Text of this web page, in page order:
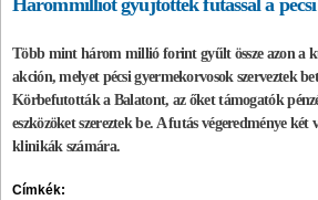
Több mint három millió forint gyűlt össze azon a
akción, melyet pécsi gyermekorvosok szerveztek
Körbefutották a Balatont, az őket támogatók
eszközöket szereztek be. A futás végeredménye két
klinikák számára.
Címkék: